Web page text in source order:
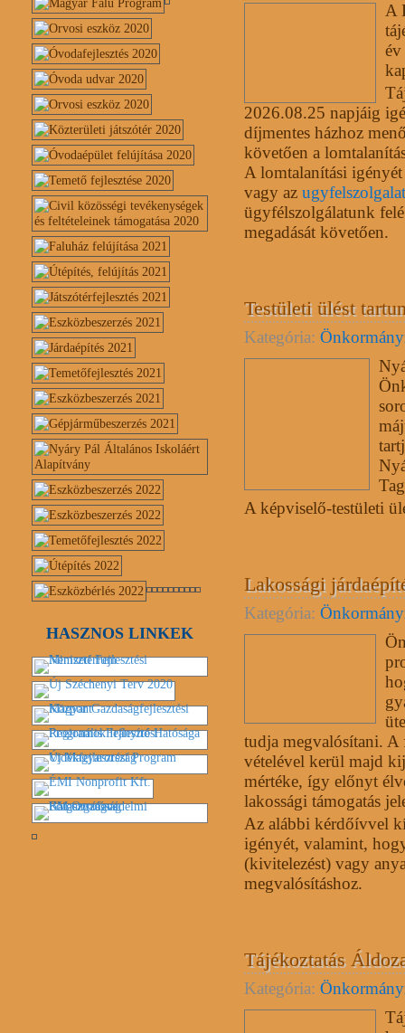
A
2026.08.25 napjáig
díjmentes házhoz
követően a
A lomtalanítási
vagy az
ügyfélszolgálatunk
megadását követően.
Testületi ülést
Kategória:
A képviselő-testületi
Lakossági
Kategória:
tudja megvalósítani. A
vételével kerül majd
mértéke, így előnyt
lakossági támogatás
Az alábbi kérdőívvel
igényét, valamint,
(kivitelezést) vagy
megvalósításhoz.
Tájékoztatás
Kategória:
HASZNOS LINKEK